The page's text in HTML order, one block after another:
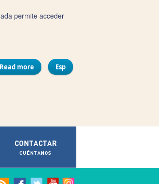
permite acceder
Read more about Hotel Patagonia Sur
Esp
CONTACTAR
CUÉNTANOS